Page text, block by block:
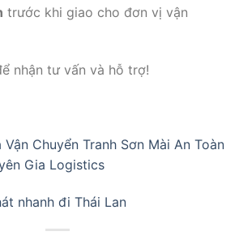
trước khi giao cho đơn vị vận
nhận tư vấn và hỗ trợ!
Chuyển Tranh Sơn Mài An Toàn
Gia Logistics
nhanh đi Thái Lan